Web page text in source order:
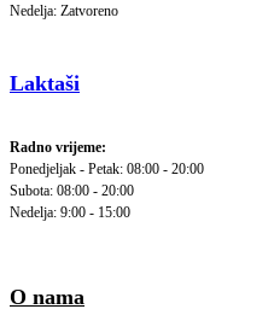
Nedelja: Zatvoreno
Laktaši
Radno vrijeme:
Ponedjeljak - Petak: 08:00 - 20:00
Subota: 08:00 - 20:00
Nedelja: 9:00 - 15:00
O nama